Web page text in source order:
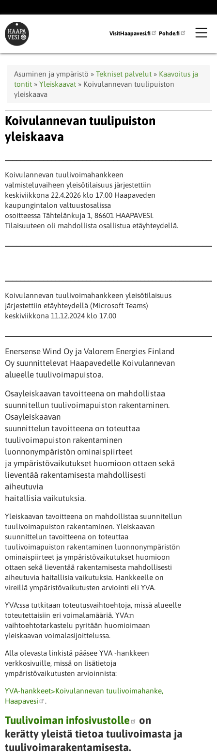
pääsisältöön
VisitHaapavesi.fi Pohde.fi
Murupolku
Asuminen ja ympäristö Tekniset palvelut
Kaavoitus ja
tontit
Yleiskaavat
Koivulannevan tuulipuiston
yleiskaava
Koivulannevan tuulipuiston
yleiskaava
Koivulannevan tuulivoimahankkeen
valmisteluvaiheen yleisötilaisuus järjestettiin
keskiviikkona 22.4.2026 klo 17.00 Haapaveden
kaupungintalon valtuustosalissa
osoitteessa Tähtelänkuja 1, 86601 HAAPAVESI.
Tilaisuuteen oli mahdollista osallistua etäyhteydellä.
Koivulannevan tuulivoimahankkeen yleisötilaisuus
järjestettiin etäyhteydellä (Microsoft Teams)
keskiviikkona 11.12.2024 klo 17.00
Enersense Wind Oy ja Valorem Energies Finland
Oy suunnittelevat Haapavedelle Koivulannevan
alueelle tuulivoimapuistoa.
Osayleiskaavan tavoitteena on mahdollistaa
suunnitellun tuulivoimapuiston rakentaminen.
Osayleiskaavan
suunnittelun tavoitteena on toteuttaa
tuulivoimapuiston rakentaminen
luonnonympäristön ominaispiirteet
ja ympäristövaikutukset huomioon ottaen sekä
lieventää rakentamisesta mahdollisesti
aiheutuvia
haitallisia vaikutuksia.
Yleiskaavan tavoitteena on mahdollistaa suunnitellun
tuulivoimapuiston rakentaminen. Yleiskaavan
suunnittelun tavoitteena on toteuttaa
tuulivoimapuiston rakentaminen luonnonympäristön
ominaispiirteet ja ympäristövaikutukset huomioon
ottaen sekä lieventää rakentamisesta mahdollisesti
aiheutuvia haitallisia vaikutuksia. Hankkeelle on
vireillä ympäristövaikutusten arviointi eli YVA.
YVA:ssa tutkitaan toteutusvaihtoehtoja, missä alueelle
toteutettaisiin eri voimalamääriä. YVA:n
vaihtoehtotarkastelu pyritään huomioimaan
yleiskaavan voimalasijoittelussa.
Alla olevasta linkistä pääsee YVA -hankkeen
verkkosivuille, missä on lisätietoja
ympäristövaikutusten arvioinnista:
YVA-hankkeet>Koivulannevan tuulivoimahanke,
Haapavesi
.
Tuulivoiman infosivustolle
on
kerätty yleistä tietoa tuulivoimasta ja
tuulivoimarakentamisesta.